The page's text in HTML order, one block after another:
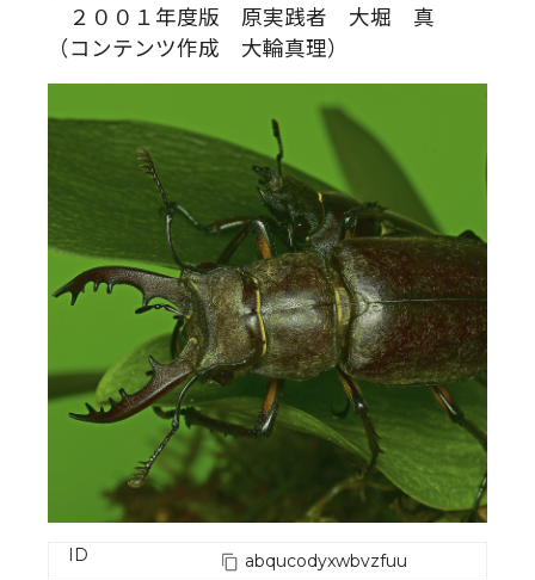
２００１年度版 原実践者 大堀 真
（コンテンツ作成 大輪真理）
ID
abqucodyxwbvzfuu